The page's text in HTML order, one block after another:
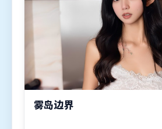
雾岛边界